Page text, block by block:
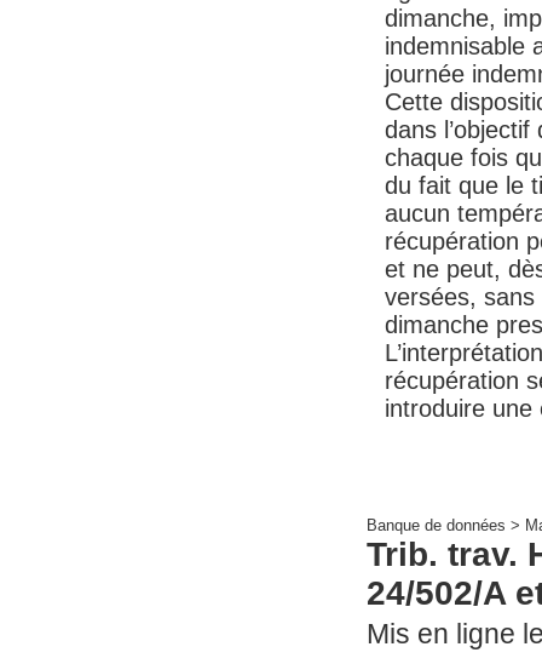
dimanche,
indemnisable
journée
Cette
dans
chaque fois
du fait que le
aucun
récupération
et ne peut,
versées,
dimanche
récupération
introduire une
Banque de données >
Trib. trav.
24/502/A
Mis en ligne